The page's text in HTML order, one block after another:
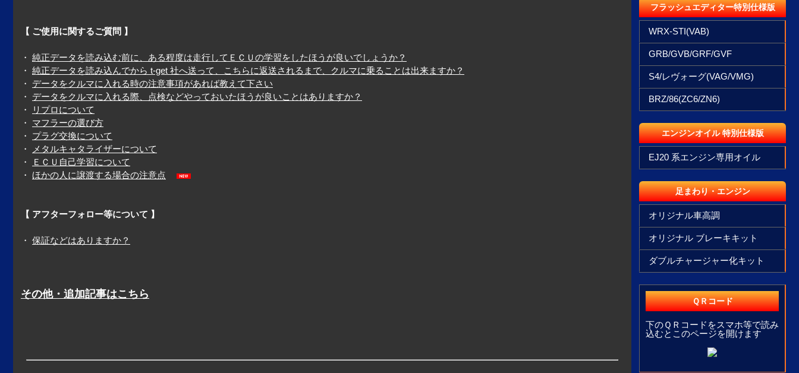
【 ご使用に関するご質問 】
・ 純正データを読み込む前に、ある程度は走行してＥＣＵの学習をしたほうが良いでしょうか？
・ 純正データを読み込んでから t-get 社へ送って、こちらに返送されるまで、クルマに乗ることは出来ますか？
・ データをクルマに入れる時の注意事項があれば教えて下さい
・ データをクルマに入れる際、点検などやっておいたほうが良いことはありますか？
・
リプロについて
・ マフラーの選び方
・ プラグ交換について
・
メタルキャタライザーについて
・
ＥＣＵ自己学習について
・ ほかの人に譲渡する場合の注意点
【 アフターフォロー等について 】
・ 保証などはありますか？
その他・追加記事はこちら
フラッシュエディター特別仕様版
WRX-STI(VAB)
GRB/GVB/GRF/GVF
S4/レヴォーグ(VAG/VMG)
BRZ/86(ZC6/ZN6)
エンジンオイル 特別仕様版
EJ20 系エンジン専用オイル
足まわり・エンジン
オリジナル車高調
オリジナル ブレーキキット
ダブルチャージャー化キット
ＱＲコード
下のＱＲコードをスマホ等で読み
込むとこのページを開けます